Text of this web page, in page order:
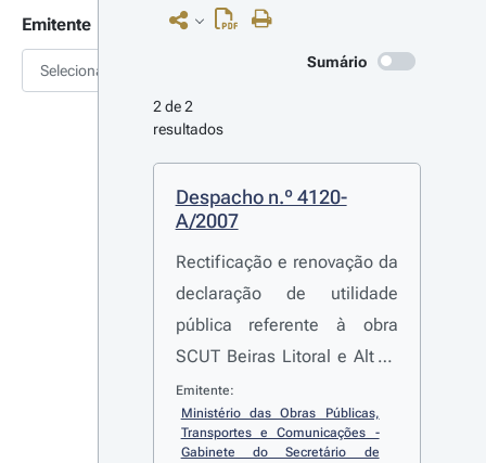
Emitente
Selecionar Sumário
2 de 2
resultados
Despacho n.º 4120-
A/2007
Rectificação e renovação da
declaração de utilidade
pública referente à obra
SCUT Beiras Litoral e Alta -
A 25/IP 5 - nó do IC 2/Viseu -
sublanço IC 2-Talhadas
(quilómetro 0+000 ao
Emitente:
Ministério das Obras Públicas,
Transportes e Comunicações -
Gabinete do Secretário de